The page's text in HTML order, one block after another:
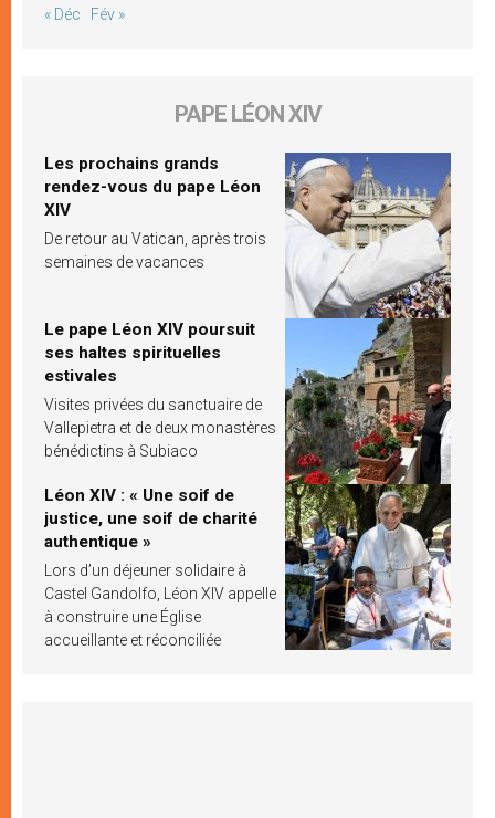
« Déc Fév »
PAPE LÉON XIV
Les prochains grands
rendez-vous du pape Léon
XIV
De retour au Vatican, après trois
semaines de vacances
Le pape Léon XIV poursuit
ses haltes spirituelles
estivales
Visites privées du sanctuaire de
Vallepietra et de deux monastères
bénédictins à Subiaco
Léon XIV : « Une soif de
justice, une soif de charité
authentique »
Lors d’un déjeuner solidaire à
Castel Gandolfo, Léon XIV appelle
à construire une Église
accueillante et réconciliée